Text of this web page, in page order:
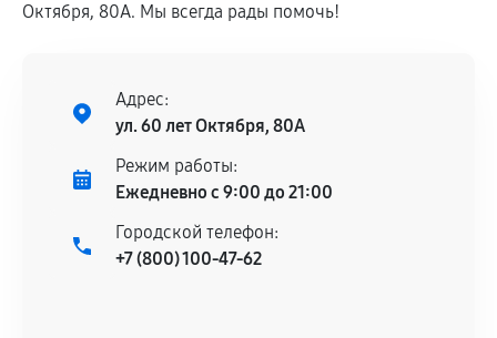
Октября, 80А. Мы всегда рады помочь!
Адрес:
ул. 60 лет Октября, 80А
Режим работы:
Ежедневно с 9:00 до 21:00
Городской телефон:
+7 (800) 100-47-62